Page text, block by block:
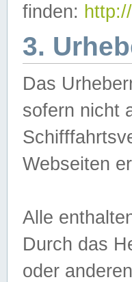
finden:
3.
Das
sofern nicht
Webseiten
Alle
Durch das
oder